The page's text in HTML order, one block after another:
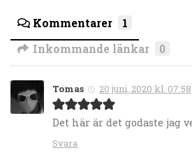
Kommentarer
1
Inkommande länkar
0
Tomas 20 juni, 2020 kl. 07:58
Det här är det godaste jag
Svara